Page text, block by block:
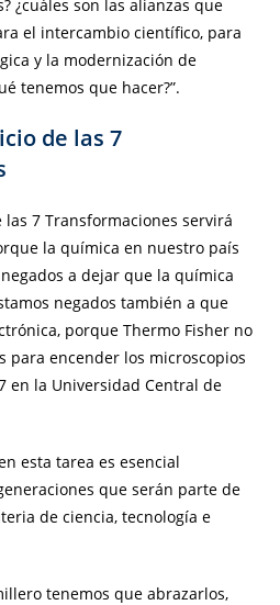
¿cuáles son las alianzas que
el intercambio científico, para
y la modernización de
tenemos que hacer?”.
de las 7
7 Transformaciones servirá
la química en nuestro país
a dejar que la química
negados también a que
porque Thermo Fisher no
para encender los microscopios
en la Universidad Central de
esta tarea es esencial
que serán parte de
de ciencia, tecnología e
tenemos que abrazarlos,